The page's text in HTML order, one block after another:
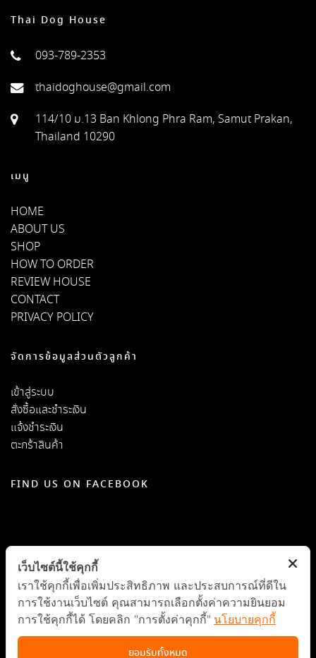
Thai Dog House
093-789-2353
thaidoghouse@gmail.com
114/10 ม.13 Ban Khlong Phra Ram, Samut Prakan,
Thailand 10290
เมนู
HOME
ABOUT US
SHOP
HOW TO ORDER
REVIEW HOUSE
CONTACT
PRIVACY POLICY
จัดการข้อมูลส่วนตัวลูกค้า
เข้าสู่ระบบ
สั่งซื้อและชำระเงิน
แจ้งชำระเงิน
ตะกร้าสินค้า
FIND US ON FACEBOOK
เว็บไซต์นี้ใช้คุกกี้
เราใช้คุกกี้เพื่อเพิ่มประสิทธิภาพ และประสบการณ์ที่ดีใน
การใช้งานเว็บไซต์ คุณสามารถเลือกตั้งค่าความยินยอม
การใช้คุกกี้ได้ โดยคลิก "การตั้งค่าคุกกี้" นโยบายคุกกี้
ยอมรับทั้งหมด